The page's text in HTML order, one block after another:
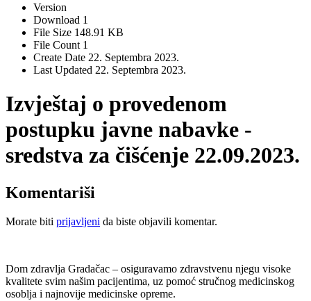
Version
Download 1
File Size 148.91 KB
File Count 1
Create Date 22. Septembra 2023.
Last Updated 22. Septembra 2023.
Izvještaj o provedenom
postupku javne nabavke -
sredstva za čišćenje 22.09.2023.
Komentariši
Morate biti prijavljeni da biste objavili komentar.
Dom zdravlja Gradačac – osiguravamo zdravstvenu njegu visoke
kvalitete svim našim pacijentima, uz pomoć stručnog medicinskog
osoblja i najnovije medicinske opreme.